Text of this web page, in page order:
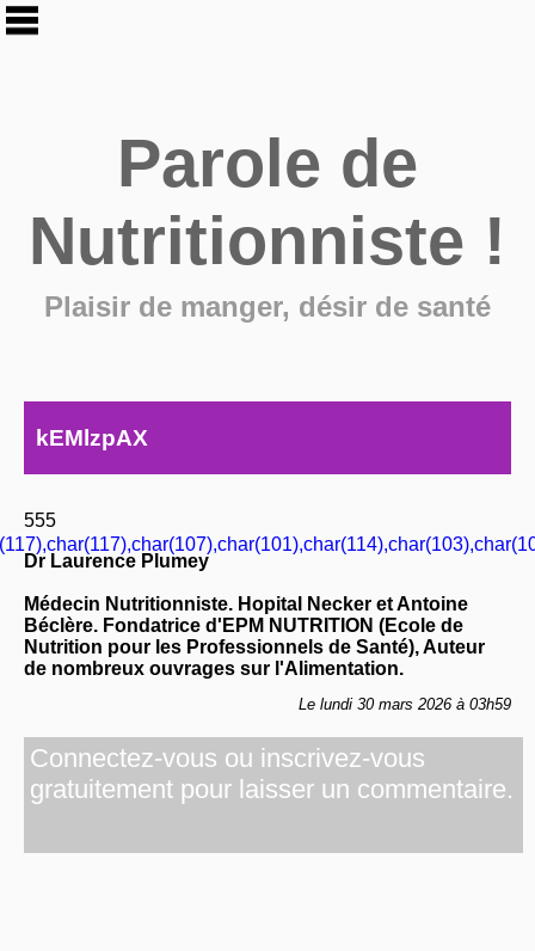
Parole de
Nutritionniste !
Plaisir de manger, désir de santé
kEMlzpAX
555
Dr Laurence Plumey
Médecin Nutritionniste. Hopital Necker et Antoine
Béclère. Fondatrice d'EPM NUTRITION (Ecole de
Nutrition pour les Professionnels de Santé), Auteur
de nombreux ouvrages sur l'Alimentation.
Le lundi 30 mars 2026 à 03h59
Connectez-vous ou inscrivez-vous
gratuitement pour laisser un commentaire.